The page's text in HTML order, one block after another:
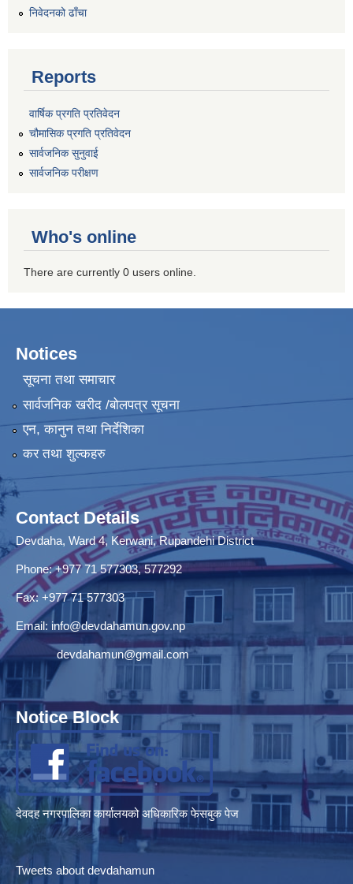
निवेदनको ढाँचा
Reports
वार्षिक प्रगति प्रतिवेदन
चौमासिक प्रगति प्रतिवेदन
सार्वजनिक सुनुवाई
सार्वजनिक परीक्षण
Who's online
There are currently 0 users online.
Notices
सूचना तथा समाचार
सार्वजनिक खरीद /बोलपत्र सूचना
एन, कानुन तथा निर्देशिका
कर तथा शुल्कहरु
Contact Details
Devdaha, Ward 4, Kerwani, Rupandehi District
Phone: +977 71 577303, 577292
Fax: +977 71 577303
Email: info@devdahamun.gov.np
devdahamun@gmail.com
Notice Block
देवदह नगरपालिका कार्यालयको अधिकारिक फेसबुक पेज
Tweets about devdahamun